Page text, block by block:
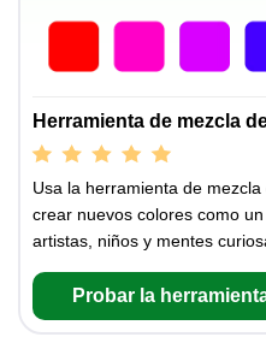
Herramienta de mezcla
Usa la herramienta de
crear nuevos colores como
artistas, niños y mentes
Probar la